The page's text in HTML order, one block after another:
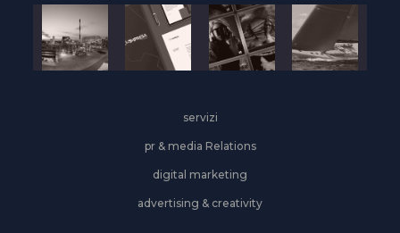
servizi
pr & media Relations
digital marketing
advertising & creativity